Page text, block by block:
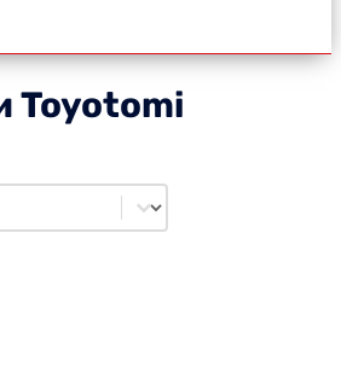
Toyotomi